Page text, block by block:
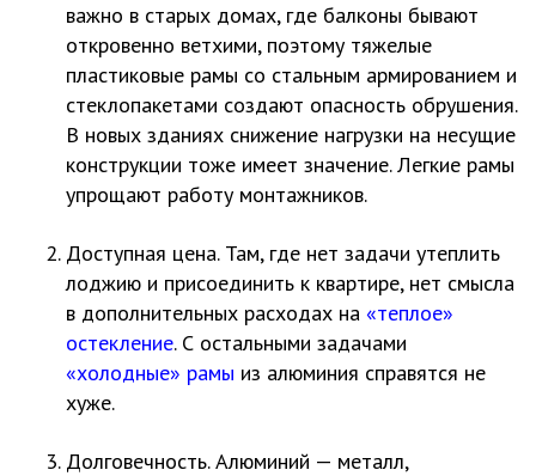
важно в старых домах, где балконы бывают
откровенно ветхими, поэтому тяжелые
пластиковые рамы со стальным армированием и
стеклопакетами создают опасность обрушения.
В новых зданиях снижение нагрузки на несущие
конструкции тоже имеет значение. Легкие рамы
упрощают работу монтажников.
Доступная цена. Там, где нет задачи утеплить
лоджию и присоединить к квартире, нет смысла
в дополнительных расходах на «теплое»
остекление. С остальными задачами
«холодные» рамы из алюминия справятся не
хуже.
Долговечность. Алюминий — металл,